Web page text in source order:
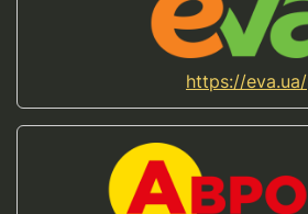
https://eva.ua/